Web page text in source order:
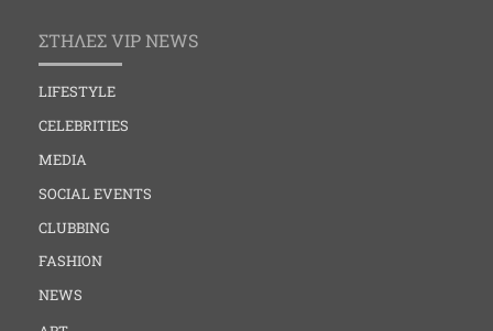
ΣΤΗΛΕΣ VIP NEWS
LIFESTYLE
CELEBRITIES
MEDIA
SOCIAL EVENTS
CLUBBING
FASHION
NEWS